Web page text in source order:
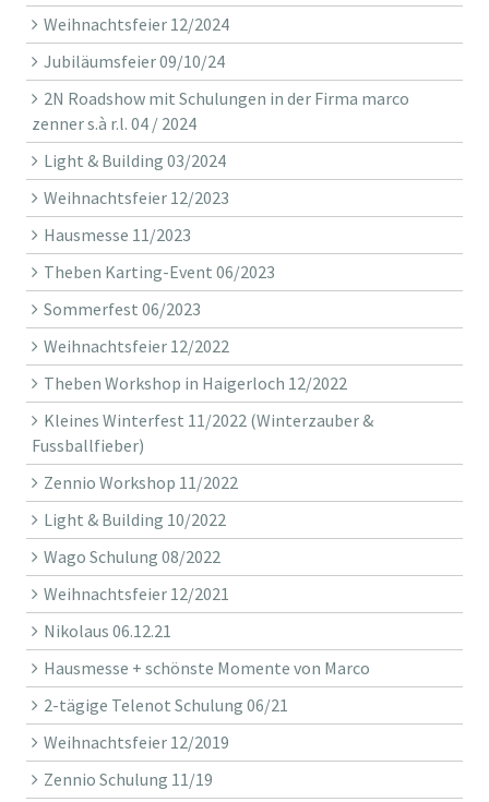
Weihnachtsfeier 12/2024
Jubiläumsfeier 09/10/24
2N Roadshow mit Schulungen in der Firma marco
zenner s.à r.l. 04 / 2024
Light & Building 03/2024
Weihnachtsfeier 12/2023
Hausmesse 11/2023
Theben Karting-Event 06/2023
Sommerfest 06/2023
Weihnachtsfeier 12/2022
Theben Workshop in Haigerloch 12/2022
Kleines Winterfest 11/2022 (Winterzauber &
Fussballfieber)
Zennio Workshop 11/2022
Light & Building 10/2022
Wago Schulung 08/2022
Weihnachtsfeier 12/2021
Nikolaus 06.12.21
Hausmesse + schönste Momente von Marco
2-tägige Telenot Schulung 06/21
Weihnachtsfeier 12/2019
Zennio Schulung 11/19